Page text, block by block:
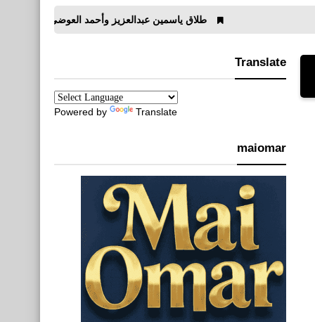
طلاق ياسمين عبدالعزيز وأحمد العوضي قنوات
Translate
Powered by Translate
maiomar